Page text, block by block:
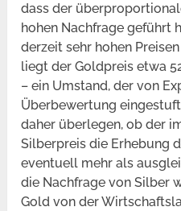
dass der
hohen Nachfrage geführt
derzeit sehr hohen
liegt der Goldpreis etwa
– ein Umstand, der von
Überbewertung
daher überlegen, ob der
Silberpreis die Erhebung
eventuell mehr als
die Nachfrage von Silber
Gold von der